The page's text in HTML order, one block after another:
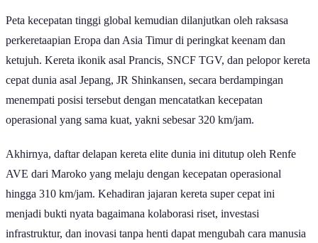
Peta kecepatan tinggi global kemudian dilanjutkan oleh raksasa
perkeretaapian Eropa dan Asia Timur di peringkat keenam dan
ketujuh. Kereta ikonik asal Prancis, SNCF TGV, dan pelopor kereta
cepat dunia asal Jepang, JR Shinkansen, secara berdampingan
menempati posisi tersebut dengan mencatatkan kecepatan
operasional yang sama kuat, yakni sebesar 320 km/jam.
Akhirnya, daftar delapan kereta elite dunia ini ditutup oleh Renfe
AVE dari Maroko yang melaju dengan kecepatan operasional
hingga 310 km/jam. Kehadiran jajaran kereta super cepat ini
menjadi bukti nyata bagaimana kolaborasi riset, investasi
infrastruktur, dan inovasi tanpa henti dapat mengubah cara manusia